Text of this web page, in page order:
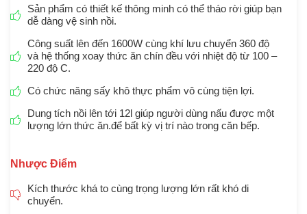
Sản phẩm có thiết kế thông minh có thể tháo rời giúp bạn
dễ dàng vệ sinh nồi.
Công suất lên đến 1600W cùng khí lưu chuyển 360 độ
và hệ thống xoay thức ăn chín đều với nhiệt độ từ 100 –
220 độ C.
Có chức năng sấy khô thực phẩm vô cùng tiện lợi.
Dung tích nồi lên tới 12l giúp người dùng nấu được một
lượng lớn thức ăn.để bất kỳ vị trí nào trong căn bếp.
Nhược Điểm
Kích thước khá to cùng trọng lượng lớn rất khó di
chuyển.